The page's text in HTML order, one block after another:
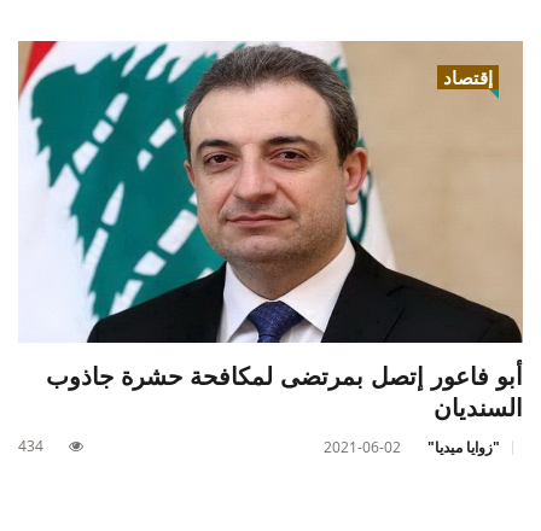
إقتصاد
أبو فاعور إتصل بمرتضى لمكافحة حشرة جاذوب
السنديان
"زوايا ميديا" 2021-06-02
434